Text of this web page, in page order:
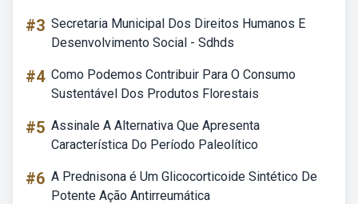
#3 Secretaria Municipal Dos Direitos Humanos E
Desenvolvimento Social - Sdhds
#4 Como Podemos Contribuir Para O Consumo
Sustentável Dos Produtos Florestais
#5 Assinale A Alternativa Que Apresenta
Característica Do Período Paleolítico
#6 A Prednisona é Um Glicocorticoide Sintético De
Potente Ação Antirreumática